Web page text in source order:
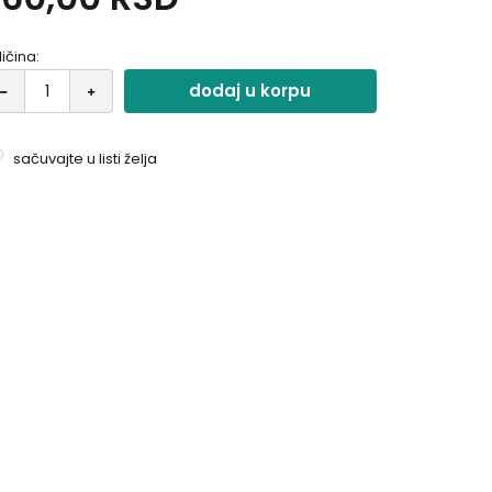
dodaj u korpu
sačuvajte u listi želja